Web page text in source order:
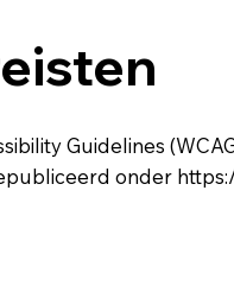
Guidelines
onder